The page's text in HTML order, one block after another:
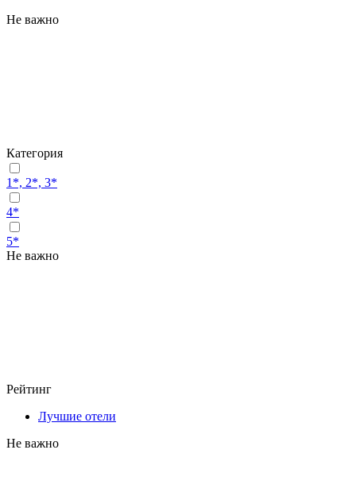
Не важно
Категория
1*, 2*, 3*
4*
5*
Не важно
Рейтинг
Лучшие отели
Не важно